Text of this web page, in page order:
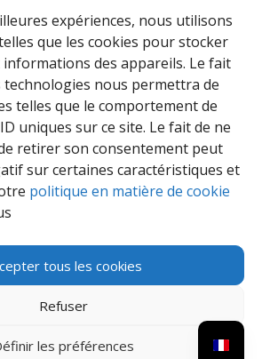
expériences, nous utilisons
que les cookies pour stocker
des appareils. Le fait
technologies nous permettra de
telles que le comportement de
uniques sur ce site. Le fait de ne
retirer son consentement peut
sur certaines caractéristiques et
politique en matière de cookie
tous les cookies
Refuser
les préférences
– PDF
– PDF
– PDF
– PDF
– PDF
IMAGO-SERVICES et hébergé par